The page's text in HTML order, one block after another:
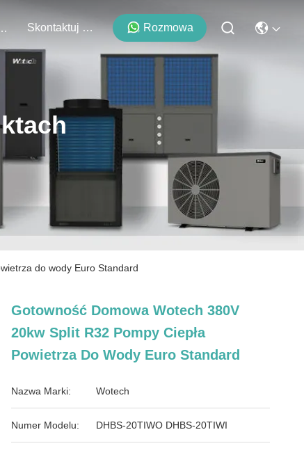
Skontaktuj Się Z Nami Rozmowa
do wody Euro Standard
Gotowność Domowa Wotech 380V
20kw Split R32 Pompy Ciepła
Powietrza Do Wody Euro Standard
Nazwa Marki: Wotech
Numer Modelu: DHBS-20TIWO DHBS-20TIWI